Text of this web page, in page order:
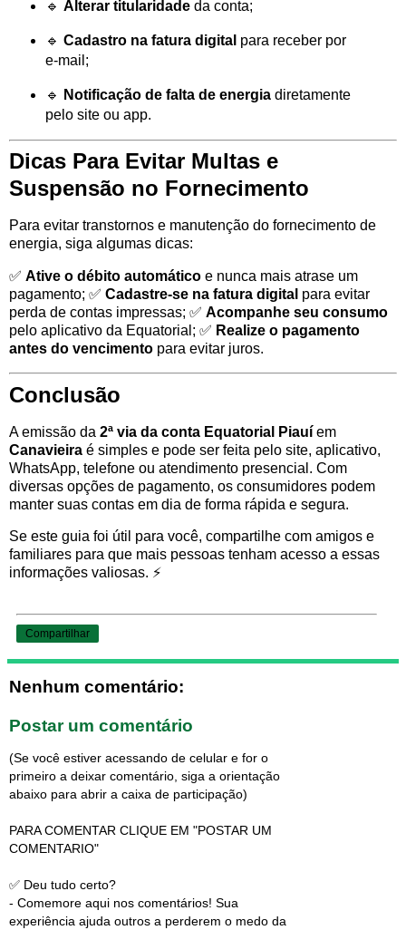
🔹 Alterar titularidadeda conta;
🔹 Cadastro na fatura digital para receber por
e-mail;
🔹 Notificação de falta de energiadiretamente
pelo site ou app.
Dicas Para Evitar Multas e
Suspensão no Fornecimento
Para evitar transtornos e manutenção do fornecimento de
energia, siga algumas dicas:
✅ Ative o débito automático e nunca mais atrase um
pagamento; ✅ Cadastre-se na fatura digital para evitar
perda de contas impressas; ✅ Acompanhe seu consumo
pelo aplicativo da Equatorial; ✅ Realize o pagamento
antes do vencimento para evitar juros.
Conclusão
A emissão da 2ª via da conta Equatorial Piauí em
Canavieira é simples e pode ser feita pelo site, aplicativo,
WhatsApp, telefone ou atendimento presencial. Com
diversas opções de pagamento, os consumidores podem
manter suas contas em dia de forma rápida e segura.
Se este guia foi útil para você, compartilhe com amigos e
familiares para que mais pessoas tenham acesso a essas
informações valiosas. ⚡
Compartilhar
Nenhum comentário:
Postar um comentário
(Se você estiver acessando de celular e for o
primeiro a deixar comentário, siga a orientação
abaixo para abrir a caixa de participação)
PARA COMENTAR CLIQUE EM "POSTAR UM
COMENTARIO"
✅ Deu tudo certo?
- Comemore aqui nos comentários! Sua
experiência ajuda outros a perderem o medo da